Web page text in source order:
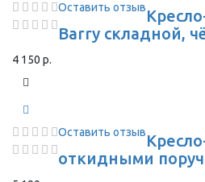
Оставить отзыв
Barry складной,
4 150 р.
Оставить отзыв
откидными